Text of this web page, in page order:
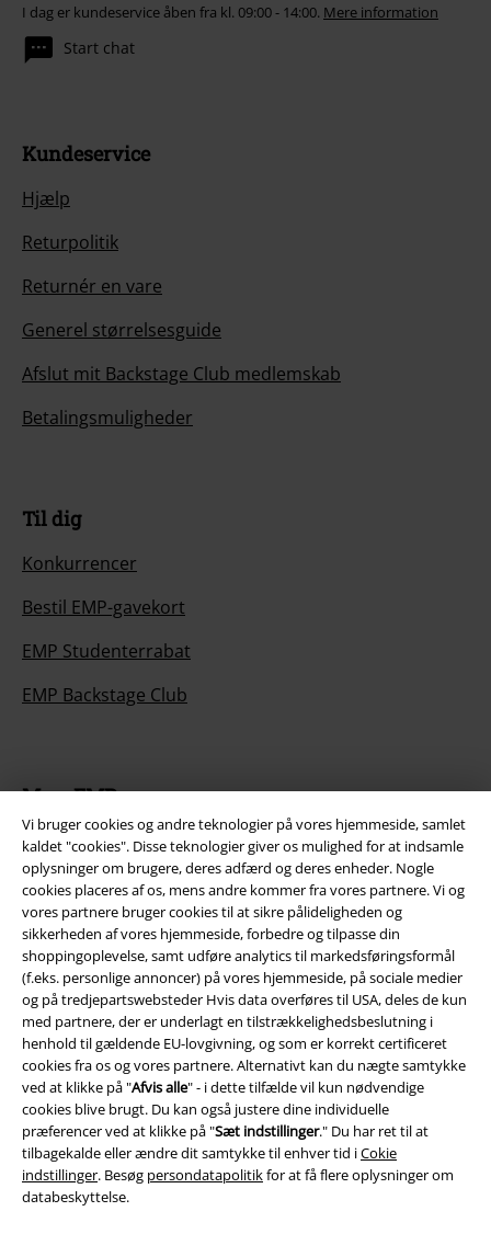
Vi bruger cookies og andre teknologier på vores hjemmeside, samlet
kaldet "cookies". Disse teknologier giver os mulighed for at indsamle
oplysninger om brugere, deres adfærd og deres enheder. Nogle
cookies placeres af os, mens andre kommer fra vores partnere. Vi og
vores partnere bruger cookies til at sikre pålideligheden og
sikkerheden af ​​vores hjemmeside, forbedre og tilpasse din
shoppingoplevelse, samt udføre analytics til markedsføringsformål
(f.eks. personlige annoncer) på vores hjemmeside, på sociale medier
og på tredjepartswebsteder Hvis data overføres til USA, deles de kun
med partnere, der er underlagt en tilstrækkelighedsbeslutning i
henhold til gældende EU-lovgivning, og som er korrekt certificeret
cookies fra os og vores partnere. Alternativt kan du nægte samtykke
ved at klikke på "Afvis alle" - i dette tilfælde vil kun nødvendige
cookies blive brugt. Du kan også justere dine individuelle
præferencer ved at klikke på "Sæt indstillinger." Du har ret til at
tilbagekalde eller ændre dit samtykke til enhver tid iCokie
indstillinger. Besøg persondatapolitikfor at få flere oplysninger om
databeskyttelse.
I dag er kundeservice åben fra kl. 09:00 - 14:00. Mere information
Start chat
Kundeservice
Hjælp
Returpolitik
Returnér en vare
Generel størrelsesguide
Afslut mit Backstage Club medlemskab
Betalingsmuligheder
Til dig
Konkurrencer
Bestil EMP-gavekort
EMP Studenterrabat
EMP Backstage Club
Mere EMP
Partnerprogram
Bæredygtighed
Community